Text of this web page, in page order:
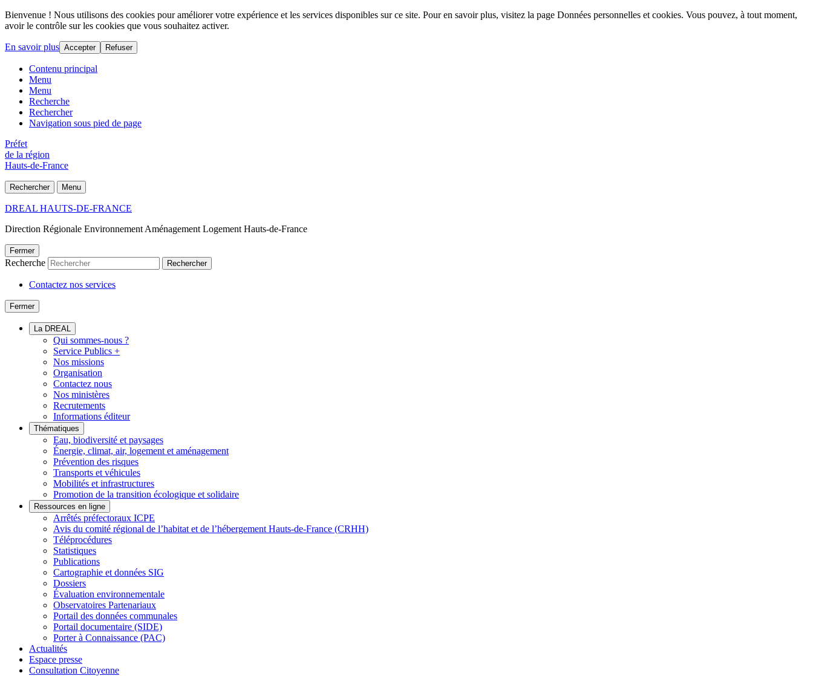
Bienvenue ! Nous utilisons des cookies pour améliorer votre expérience et les services disponibles sur ce site. Pour en savoir plus, visitez la page Données personnelles et cookies. Vous pouvez, à tout moment,
avoir le contrôle sur les cookies que vous souhaitez activer.
En savoir plus Accepter Refuser
Contenu principal
Menu
Menu
Recherche
Rechercher
Navigation sous pied de page
Préfet
de la région
Hauts-de-France
Rechercher Menu
DREAL HAUTS-DE-FRANCE
Direction Régionale Environnement Aménagement Logement Hauts-de-France
Fermer
Recherche Rechercher
Contactez nos services
Fermer
La DREAL
Qui sommes-nous ?
Service Publics +
Nos missions
Organisation
Contactez nous
Nos ministères
Recrutements
Informations éditeur
Thématiques
Eau, biodiversité et paysages
Énergie, climat, air, logement et aménagement
Prévention des risques
Transports et véhicules
Mobilités et infrastructures
Promotion de la transition écologique et solidaire
Ressources en ligne
Arrêtés préfectoraux ICPE
Avis du comité régional de l’habitat et de l’hébergement Hauts-de-France (CRHH)
Téléprocédures
Statistiques
Publications
Cartographie et données SIG
Dossiers
Évaluation environnementale
Observatoires Partenariaux
Portail des données communales
Portail documentaire (SIDE)
Porter à Connaissance (PAC)
Actualités
Espace presse
Consultation Citoyenne